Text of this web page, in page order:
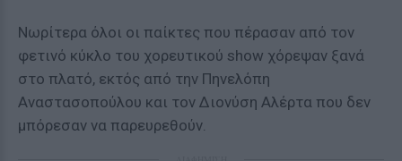
Νωρίτερα όλοι οι παίκτες που πέρασαν από τον
φετινό κύκλο του χορευτικού show χόρεψαν ξανά
στο πλατό, εκτός από την Πηνελόπη
Αναστασοπούλου και τον Διονύση Αλέρτα που δεν
μπόρεσαν να παρευρεθούν.